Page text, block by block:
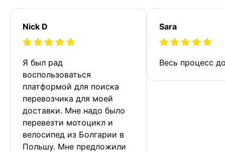
Nick D
Я был рад
воспользоваться
платформой для поиска
перевозчика для моей
доставки. Мне надо было
перевезти мотоцикл и
велосипед из Болгарии в
Польшу. Мне предложили
Sara
Весь процесс